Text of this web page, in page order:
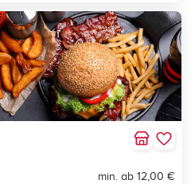
min. ab 12,00 €